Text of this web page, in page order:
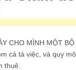
CHO MÌNH MỘT BỘ
cả tá việc, và quy
thuê.